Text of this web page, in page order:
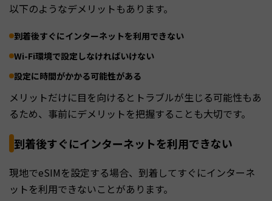
以下のようなデメリットもあります。
到着後すぐにインターネットを利用できない
Wi-Fi環境で設定しなければいけない
設定に時間がかかる可能性がある
メリットだけに目を向けるとトラブルが生じる可能性もあ
るため、事前にデメリットを把握することも大切です。
到着後すぐにインターネットを利用できない
現地でeSIMを設定する場合、到着してすぐにインターネ
ットを利用できないことがあります。